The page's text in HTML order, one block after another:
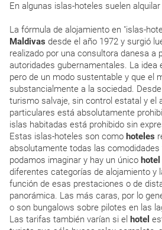
En algunas islas-hoteles suelen
La fórmula de alojamiento en "islas-
Maldivas desde el año 1972 y surgió
realizado por una consultora danesa a
autoridades gubernamentales. La idea
pero de un modo sustentable y que el
substancialmente a la sociedad.
turismo salvaje, sin control estatal y el
particulares está absolutamente
islas habitadas está prohibido sin
Estas islas-hoteles son como hoteles
absolutamente todas las
podamos imaginar y hay un único hotel
diferentes categorías de alojamiento y
función de esas prestaciones o de
panorámica. Las más caras, por lo
o son bungalows sobre pilotes en las
Las tarifas también varían si el hotel